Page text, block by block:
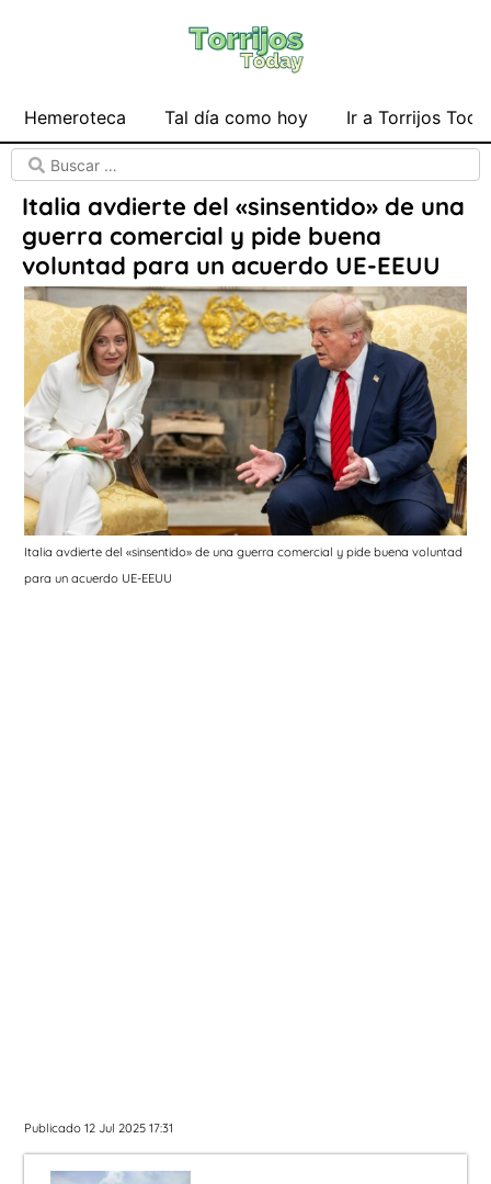
Hemeroteca Tal día como hoy Ir a Torrijos
Italia avdierte del «sinsentido» de una
guerra comercial y pide buena
voluntad para un acuerdo UE-EEUU
Italia avdierte del «sinsentido» de una guerra comercial y pide buena voluntad
para un acuerdo UE-EEUU
Publicado 12 Jul 2025 17:31